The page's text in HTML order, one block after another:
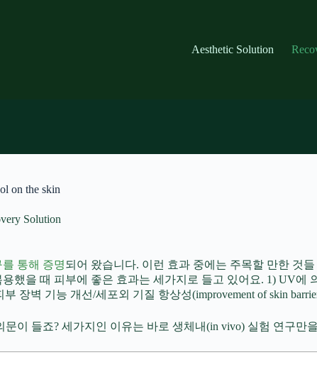
Aesthetic Solution
on the skin
Solution
통해 증명되어 왔습니다. 이런 효과 중에는 주목할 만한 것들
했을 때 피부에 좋은 효과는 세가지로 들고 있어요. 1) UV에
장벽 기능 개선/세포외 기질 항상성(improvement of skin
문이 들죠? 세가지인 이유는 바로 생체내(in vivo) 실험 연구